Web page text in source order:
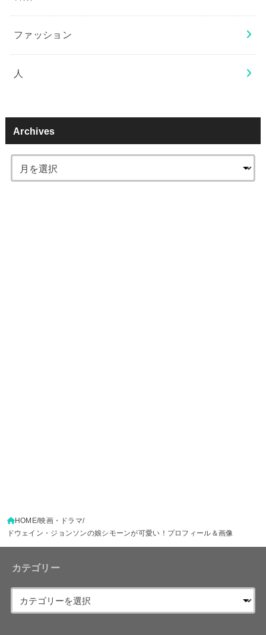
ファッション
人
Archives
HOME 映画・ドラマ
ドウェイン・ジョンソンの娘シモーンが可愛い！プロフィール＆画像
カテゴリー